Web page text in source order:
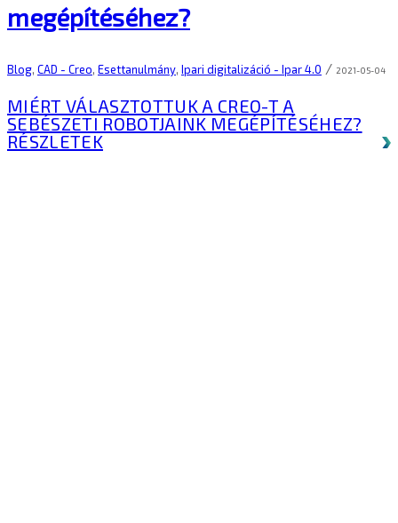
megépítéséhez?
Blog, CAD - Creo, Esettanulmány, Ipari digitalizáció - Ipar 4.0 / 2021-05-04
MIÉRT VÁLASZTOTTUK A CREO-T A
SEBÉSZETI ROBOTJAINK MEGÉPÍTÉSÉHEZ?
RÉSZLETEK